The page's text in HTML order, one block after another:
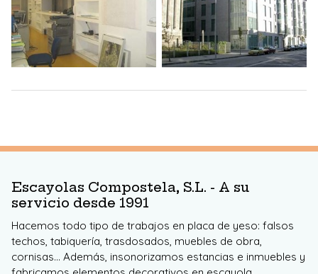
Escayolas Compostela, S.L. - A su
servicio desde 1991
Hacemos todo tipo de trabajos en placa de yeso: falsos
techos, tabiquería, trasdosados, muebles de obra,
cornisas... Además, insonorizamos estancias e inmuebles y